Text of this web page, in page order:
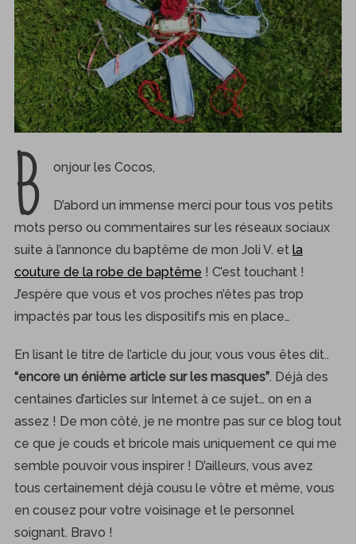
B onjour les Cocos,
D’abord un immense merci pour tous vos petits
mots perso ou commentaires sur les réseaux sociaux
suite à l’annonce du baptême de mon Joli V. et la
couture de la robe de baptême ! C’est touchant !
J’espère que vous et vos proches n’êtes pas trop
impactés par tous les dispositifs mis en place…
En lisant le titre de l’article du jour, vous vous êtes dit..
“encore un énième article sur les masques”. Déjà des
centaines d’articles sur Internet à ce sujet… on en a
assez ! De mon côté, je ne montre pas sur ce blog tout
ce que je couds et bricole mais uniquement ce qui me
semble pouvoir vous inspirer ! D’ailleurs, vous avez
tous certainement déjà cousu le vôtre et même, vous
en cousez pour votre voisinage et le personnel
soignant. Bravo !